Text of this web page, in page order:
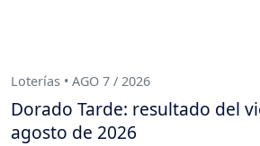
Loterías • AGO 7 / 2026
Dorado Tarde: resultado del
agosto de 2026